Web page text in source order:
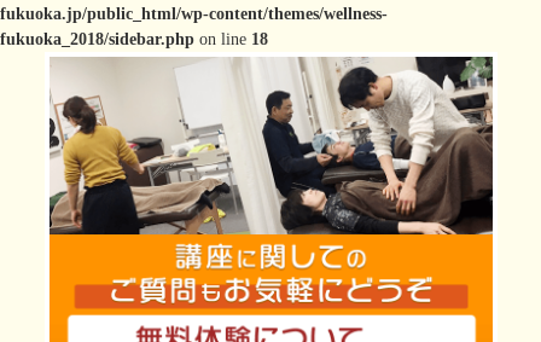
fukuoka.jp/public_html/wp-content/themes/wellness-
fukuoka_2018/sidebar.php on line 18